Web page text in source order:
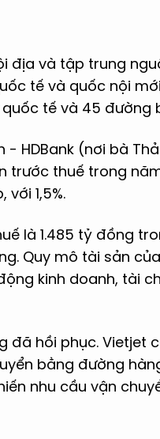
địa và tập trung
tế và quốc nội
tế và 45 đường
- HDBank (nơi bà
trước thuế trong
1,5%.
là 1.485 tỷ đồng
Quy mô tài sản
kinh doanh, tài
đã hồi phục. Vietjet
bằng đường
nhu cầu vận